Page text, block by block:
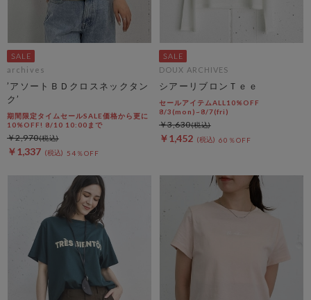
archives
’アソートＢＤクロスネックタン
ク’
期間限定タイムセールSALE価格から更に
10%OFF! 8/10 10:00まで
￥1,337 54％OFF
￥2,970
DOUX ARCHIVES
シアーリブロンＴｅｅ
セールアイテムALL10%OFF
8/3(mon)~8/7(fri)
￥1,452 60％OFF
￥3,630